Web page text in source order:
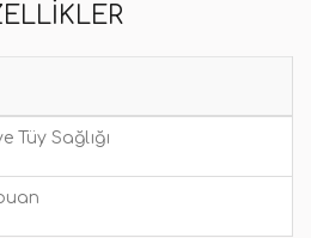
Tüy Sağlığı